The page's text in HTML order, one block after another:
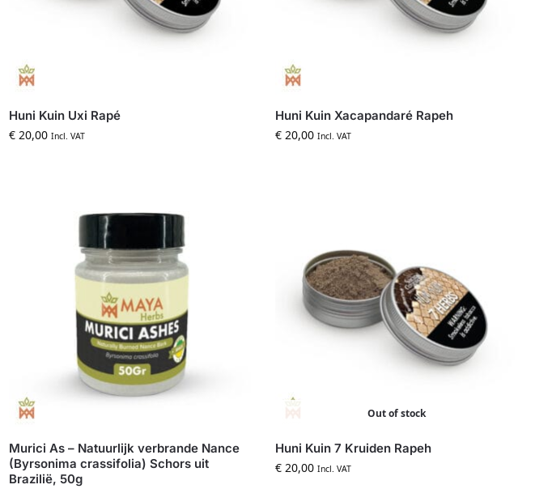
Huni Kuin Uxi Rapé
€ 20,00 Incl. VAT
Huni Kuin Xacapandaré Rapeh
€ 20,00 Incl. VAT
Murici As – Natuurlijk verbrande Nance
(Byrsonima crassifolia) Schors uit
Brazilië, 50g
Out of stock
Huni Kuin 7 Kruiden Rapeh
€ 20,00 Incl. VAT